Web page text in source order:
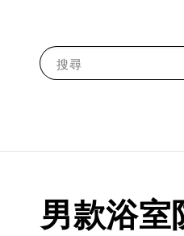
搜尋
男款浴室